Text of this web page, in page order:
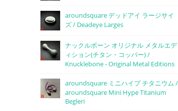
aroundsquare デッドアイ ラージサイ
ズ / Deadeye Larges
ナックルボーン オリジナル メタルエデ
ィション(チタン・コッパー) /
Knucklebone - Original Metal Editions
aroundsquare ミニハイプ チタニウム /
aroundsquare Mini Hype Titanium
Begleri